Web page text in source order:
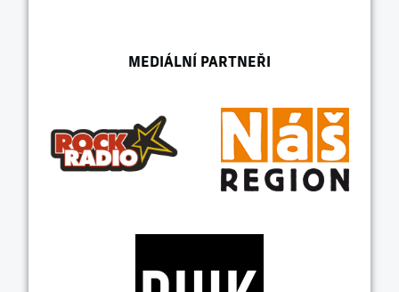
MEDIÁLNÍ PARTNEŘI